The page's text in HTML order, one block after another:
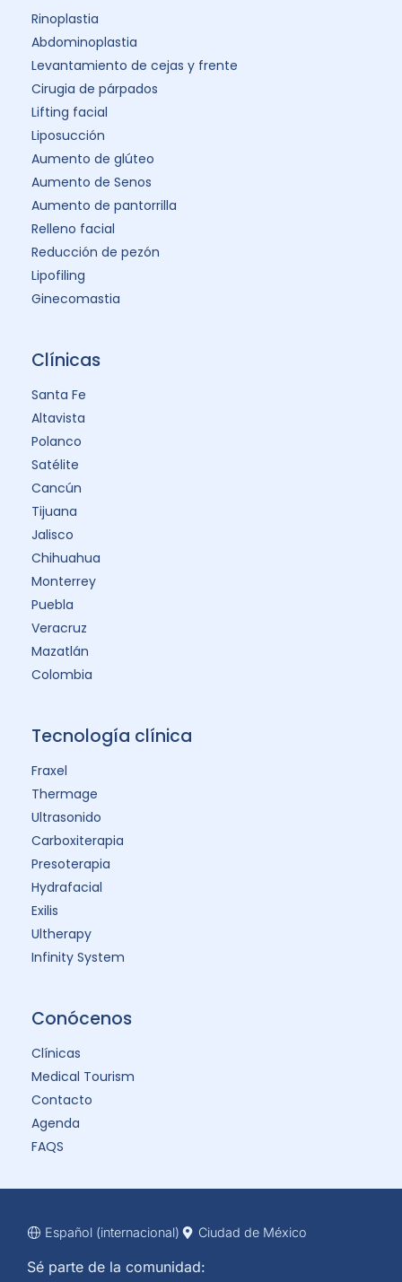
Rinoplastia
Abdominoplastia
Levantamiento de cejas y frente
Cirugia de párpados
Lifting facial
Liposucción
Aumento de glúteo
Aumento de Senos
Aumento de pantorrilla
Relleno facial
Reducción de pezón
Lipofiling
Ginecomastia
Clínicas
Santa Fe
Altavista
Polanco
Satélite
Cancún
Tijuana
Jalisco
Chihuahua
Monterrey
Puebla
Veracruz
Mazatlán
Colombia
Tecnología clínica
Fraxel
Thermage
Ultrasonido
Carboxiterapia
Presoterapia
Hydrafacial
Exilis
Ultherapy
Infinity System
Conócenos
Clínicas
Medical Tourism
Contacto
Agenda
FAQS
Español (internacional) Ciudad de México
Sé parte de la comunidad: